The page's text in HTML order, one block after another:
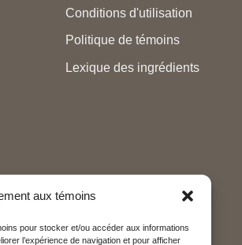
aux témoins
pour stocker et/ou accéder aux informations
l’expérience de navigation et pour afficher
Conditions d'utilisation
Politique de témoins
Lexique des ingrédients